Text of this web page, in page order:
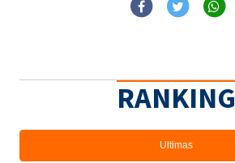
RANKING
Ultimas